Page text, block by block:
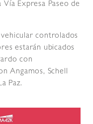
Expresa Paseo de
controlados
estarán ubicados
con
Angamos, Schell
Paz.